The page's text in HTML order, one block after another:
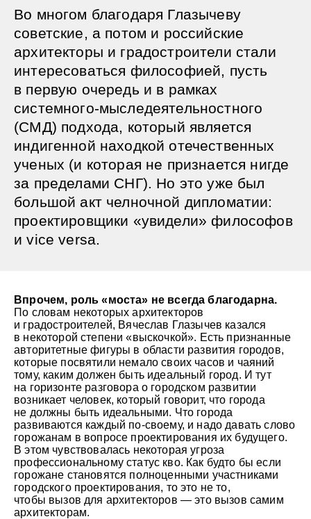
Во многом благодаря Глазычеву
советские, а потом и российские
архитекторы и градостроители стали
интересоваться философией, пусть
в первую очередь и в рамках
системного-мыследеятельностного
(СМД) подхода, который является
индигенной находкой отечественных
ученых (и которая не признается нигде
за пределами СНГ). Но это уже был
большой акт челночной дипломатии:
проектировщики «увидели» философов
и vice versa.
Впрочем, роль «моста» не всегда благодарна.
По словам некоторых архитекторов
и градостроителей, Вячеслав Глазычев казался
в некоторой степени «выскочкой». Есть признанные
авторитетные фигуры в области развития городов,
которые посвятили немало своих часов и чаяний
тому, каким должен быть идеальный город. И тут
на горизонте разговора о городском развитии
возникает человек, который говорит, что города
не должны быть идеальными. Что города
развиваются каждый по-своему, и надо давать слово
горожанам в вопросе проектирования их будущего.
В этом чувствовалась некоторая угроза
профессиональному статус кво. Как будто бы если
горожане становятся полноценными участниками
городского проектирования, то это не то,
чтобы вызов для архитекторов — это вызов самим
архитекторам.